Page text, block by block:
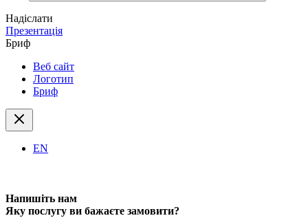
Надіслати
Презентація
Бриф
Веб сайт
Логотип
Бриф
EN
Напишіть нам
Яку послугу ви бажаєте замовити?